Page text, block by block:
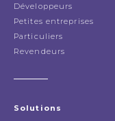
Développeurs
Petites entreprises
Particuliers
Revendeurs
Solutions